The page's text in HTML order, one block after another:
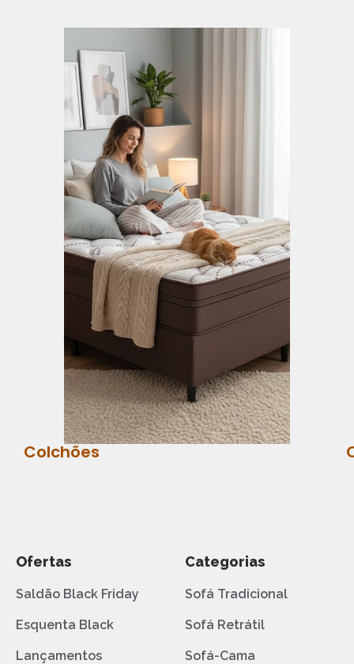
Colchões
Ofertas
Saldão Black Friday
Esquenta Black
Lançamentos
Categorias
Sofá Tradicional
Sofá Retrátil
Sofá-Cama